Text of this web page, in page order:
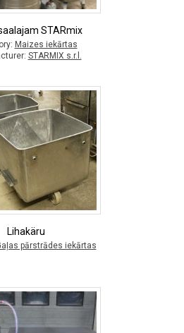
STARmix
Maizes iekārtas
STARMIX s.r.l.
Lihakäru
pārstrādes iekārtas